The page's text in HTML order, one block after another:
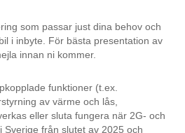
som passar just dina behov och
i inbyte. För bästa presentation av
innan ni kommer.
funktioner (t.ex.
av värme och lås,
eller sluta fungera när 2G- och
Sverige från slutet av 2025 och